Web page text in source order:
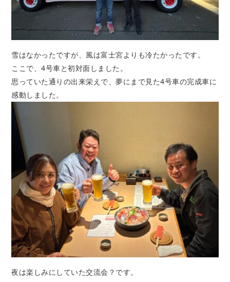
雪はなかったですが、風は富士宮よりも冷たかったです。
ここで、4号車と初対面しました。
思っていた通りの出来栄えで、夢にまで見た4号車の完成車に
感動しました。
夜は楽しみにしていた交流会？です。